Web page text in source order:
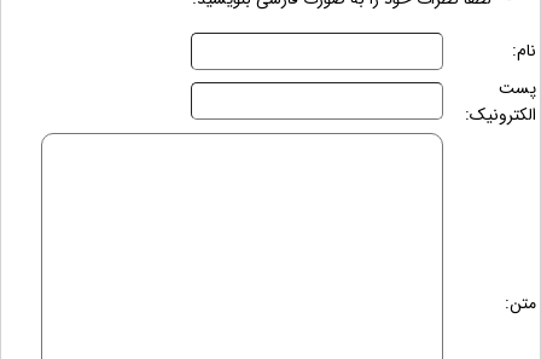
نام:
پست
الکترونیک:
متن: